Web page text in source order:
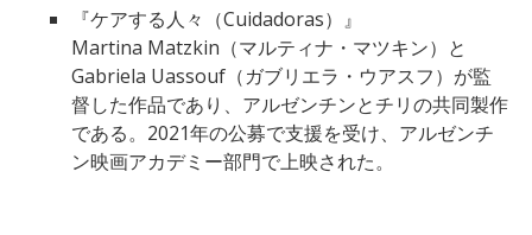
『ケアする人々（Cuidadoras）』
Martina Matzkin（マルティナ・マツキン）と
Gabriela Uassouf（ガブリエラ・ウアスフ）が監
督した作品であり、アルゼンチンとチリの共同製作
である。2021年の公募で支援を受け、アルゼンチ
ン映画アカデミー部門で上映された。